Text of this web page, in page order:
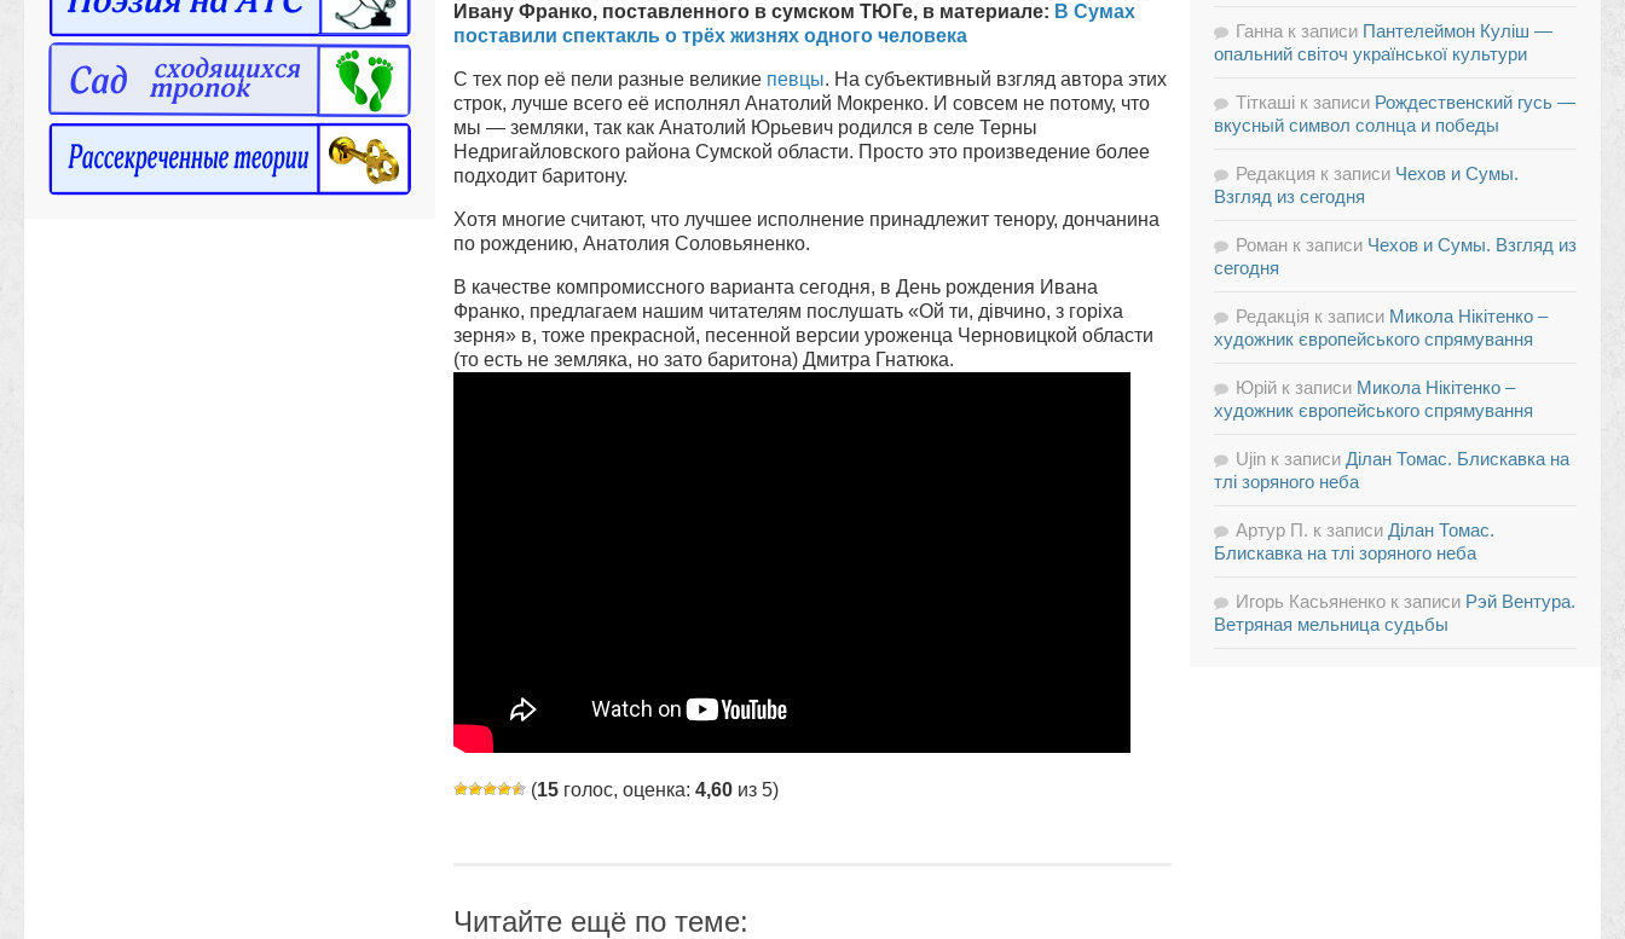
Ивану Франко, поставленного в сумском ТЮГе, в материале: В Сумах
поставили спектакль о трёх жизнях одного человека
С тех пор её пели разные великие певцы. На субъективный взгляд автора этих
строк, лучше всего её исполнял Анатолий Мокренко. И совсем не потому, что
мы — земляки, так как Анатолий Юрьевич родился в селе Терны
Недригайловского района Сумской области. Просто это произведение более
подходит баритону.
Хотя многие считают, что лучшее исполнение принадлежит тенору, дончанина
по рождению, Анатолия Соловьяненко.
В качестве компромиссного варианта сегодня, в День рождения Ивана
Франко, предлагаем нашим читателям послушать «Ой ти, дівчино, з горіха
зерня» в, тоже прекрасной, песенной версии уроженца Черновицкой области
(то есть не земляка, но зато баритона) Дмитра Гнатюка.
(15 голос, оценка: 4,60 из 5)
Читайте ещё по теме:
Ганна к записи Пантелеймон Куліш —
опальний світоч української культури
Тіткаші к записи Рождественский гусь —
вкусный символ солнца и победы
Редакция к записи Чехов и Сумы.
Взгляд из сегодня
Роман к записи Чехов и Сумы. Взгляд из
сегодня
Редакція к записи Микола Нікітенко –
художник європейського спрямування
Юрій к записи Микола Нікітенко –
художник європейського спрямування
Ujin к записи Ділан Томас. Блискавка на
тлі зоряного неба
Артур П. к записи Ділан Томас.
Блискавка на тлі зоряного неба
Игорь Касьяненко к записи Рэй Вентура.
Ветряная мельница судьбы